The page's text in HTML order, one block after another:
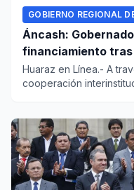
GOBIERNO REGIONAL
Áncash:
financiamiento
cooperación con el
Huaraz en Línea.- A
cooperación